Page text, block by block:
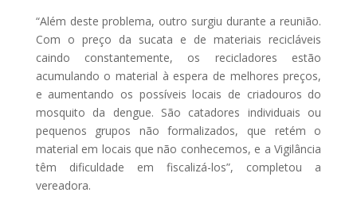
“Além deste problema, outro surgiu durante a reunião.
Com o preço da sucata e de materiais recicláveis
caindo constantemente, os recicladores estão
acumulando o material à espera de melhores preços,
e aumentando os possíveis locais de criadouros do
mosquito da dengue. São catadores individuais ou
pequenos grupos não formalizados, que retém o
material em locais que não conhecemos, e a Vigilância
têm dificuldade em fiscalizá-los”, completou a
vereadora.